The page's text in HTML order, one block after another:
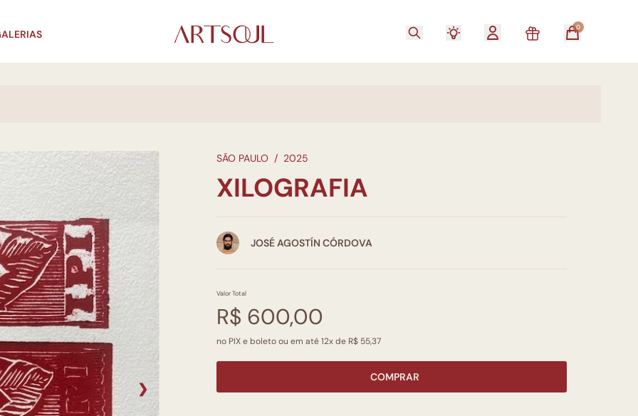
0
❯
SÃO PAULO / 2025
XILOGRAFIA
JOSÉ AGOSTÍN CÓRDOVA
Valor Total
R$ 600,00
no PIX e boleto ou em até 12x de R$ 55,37
COMPRAR